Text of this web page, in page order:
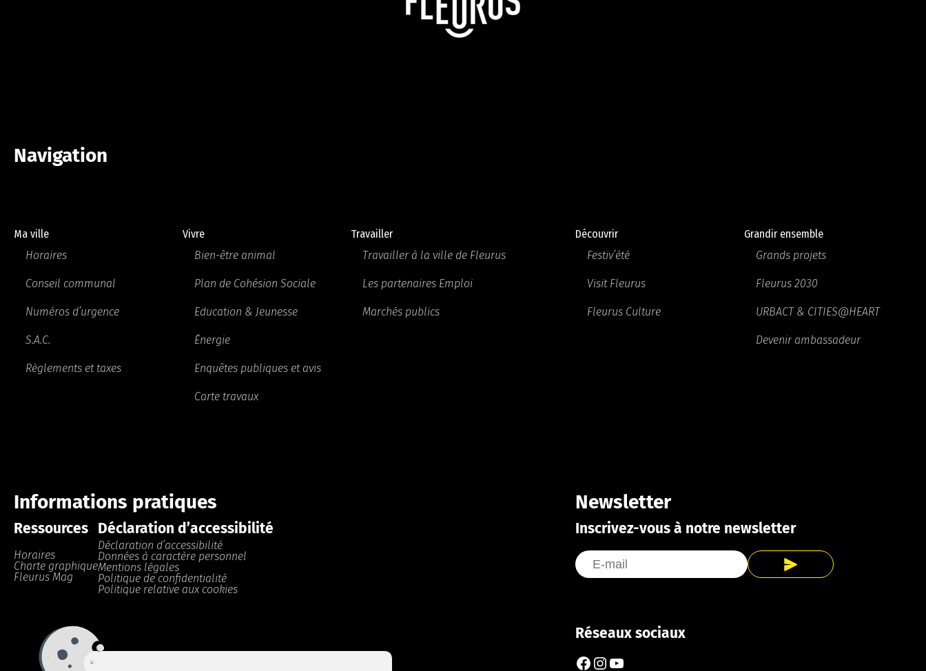
Navigation
Ma ville
Horaires
Conseil communal
Numéros d’urgence
S.A.C.
Règlements et taxes
Vivre
Bien-être animal
Plan de Cohésion Sociale
Education & Jeunesse
Énergie
Enquêtes publiques et avis
Carte travaux
Travailler
Travailler à la ville de Fleurus
Les partenaires Emploi
Marchés publics
Découvrir
Festiv’été
Visit Fleurus
Fleurus Culture
Grandir ensemble
Grands projets
Fleurus 2030
URBACT & CITIES@HEART
Devenir ambassadeur
Informations pratiques
Ressources
Horaires
Charte graphique
Fleurus Mag
Déclaration d’accessibilité
Déclaration d’accessibilité
Données à caractère personnel
Mentions légales
Politique de confidentialité
Politique relative aux cookies
Newsletter
Inscrivez-vous à notre newsletter
Réseaux sociaux
Facebook
Instagram
YouTube